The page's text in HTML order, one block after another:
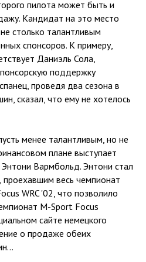
пилота может быть и
Кандидат на это место
столько талантливым
спонсоров. К примеру,
Даниэль Сола,
поддержку
проведя два сезона в
сказал, что ему не хотелось
менее талантливым, но не
плане выступает
Вармбольд. Энтони стал
весь чемпионат
WRC '02, что позволило
M-Sport Focus
сайте немецкого
о продаже обеих